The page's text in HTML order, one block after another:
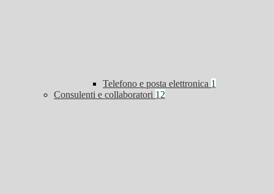
Telefono e posta elettronica 1
Consulenti e collaboratori 12